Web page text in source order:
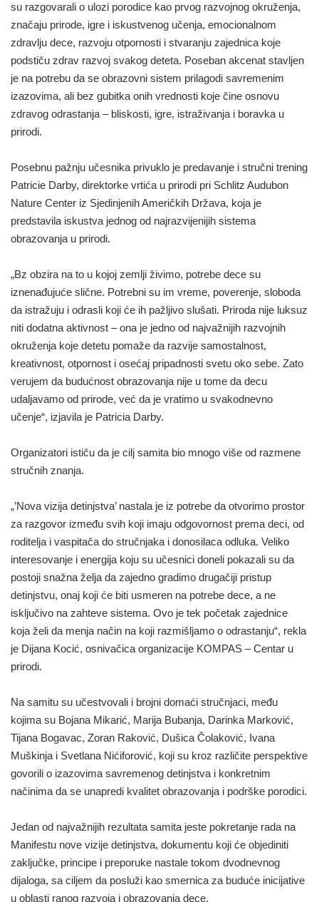
su razgovarali o ulozi porodice kao prvog razvojnog okruženja,
značaju prirode, igre i iskustvenog učenja, emocionalnom
zdravlju dece, razvoju otpornosti i stvaranju zajednica koje
podstiču zdrav razvoj svakog deteta. Poseban akcenat stavljen
je na potrebu da se obrazovni sistem prilagodi savremenim
izazovima, ali bez gubitka onih vrednosti koje čine osnovu
zdravog odrastanja – bliskosti, igre, istraživanja i boravka u
prirodi.
Posebnu pažnju učesnika privuklo je predavanje i stručni trening
Patricie Darby, direktorke vrtića u prirodi pri Schlitz Audubon
Nature Center iz Sjedinjenih Američkih Država, koja je
predstavila iskustva jednog od najrazvijenijih sistema
obrazovanja u prirodi.
„Bz obzira na to u kojoj zemlji živimo, potrebe dece su
iznenađujuće slične. Potrebni su im vreme, poverenje, sloboda
da istražuju i odrasli koji će ih pažljivo slušati. Priroda nije luksuz
niti dodatna aktivnost – ona je jedno od najvažnijih razvojnih
okruženja koje detetu pomaže da razvije samostalnost,
kreativnost, otpornost i osećaj pripadnosti svetu oko sebe. Zato
verujem da budućnost obrazovanja nije u tome da decu
udaljavamo od prirode, već da je vratimo u svakodnevno
učenje“, izjavila je Patricia Darby.
Organizatori ističu da je cilj samita bio mnogo više od razmene
stručnih znanja.
„’Nova vizija detinjstva’ nastala je iz potrebe da otvorimo prostor
za razgovor između svih koji imaju odgovornost prema deci, od
roditelja i vaspitača do stručnjaka i donosilaca odluka. Veliko
interesovanje i energija koju su učesnici doneli pokazali su da
postoji snažna želja da zajedno gradimo drugačiji pristup
detinjstvu, onaj koji će biti usmeren na potrebe dece, a ne
isključivo na zahteve sistema. Ovo je tek početak zajednice
koja želi da menja način na koji razmišljamo o odrastanju“, rekla
je Dijana Kocić, osnivačica organizacije KOMPAS – Centar u
prirodi.
Na samitu su učestvovali i brojni domaći stručnjaci, među
kojima su Bojana Mikarić, Marija Bubanja, Darinka Marković,
Tijana Bogavac, Zoran Raković, Dušica Čolaković, Ivana
Muškinja i Svetlana Nićiforović, koji su kroz različite perspektive
govorili o izazovima savremenog detinjstva i konkretnim
načinima da se unapredi kvalitet obrazovanja i podrške porodici.
Jedan od najvažnijih rezultata samita jeste pokretanje rada na
Manifestu nove vizije detinjstva, dokumentu koji će objediniti
zaključke, principe i preporuke nastale tokom dvodnevnog
dijaloga, sa ciljem da posluži kao smernica za buduće inicijative
u oblasti ranog razvoja i obrazovanja dece.